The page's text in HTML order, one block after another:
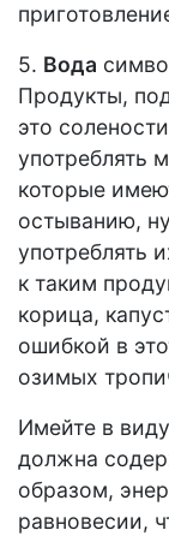
5. Вода
Продукты,
это
употреблять
которые
остыванию,
употреблять
к таким
корица,
ошибкой в
озимых
Имейте в
должна
образом,
равновесии,